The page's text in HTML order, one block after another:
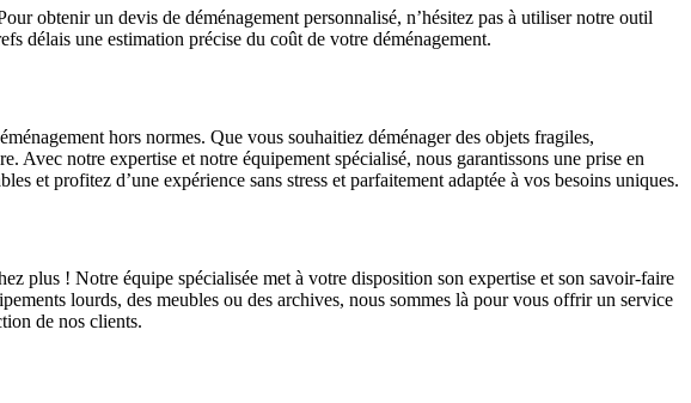
obtenir un devis de déménagement personnalisé, n’hésitez pas à utiliser notre outil
délais une estimation précise du coût de votre déménagement.
hors normes. Que vous souhaitiez déménager des objets fragiles,
notre expertise et notre équipement spécialisé, nous garantissons une prise en
et profitez d’une expérience sans stress et parfaitement adaptée à vos besoins uniques.
plus ! Notre équipe spécialisée met à votre disposition son expertise et son savoir-faire
lourds, des meubles ou des archives, nous sommes là pour vous offrir un service
de nos clients.